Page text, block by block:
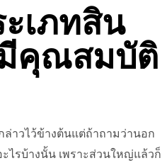
เภทสิน
มีคุณสมบัติ
ล่าวไว้ข้างต้นแต่ถ้าถามว่านอก
ไรบ้างนั้น เพราะส่วนใหญ่แล้วก็